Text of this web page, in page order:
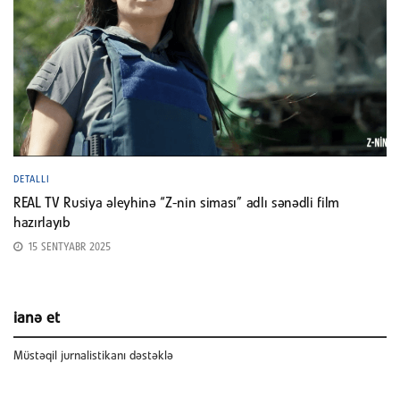
DETALLI
REAL TV Rusiya əleyhinə “Z-nin siması” adlı sənədli film
hazırlayıb
15 SENTYABR 2025
ianə et
Müstəqil jurnalistikanı dəstəklə